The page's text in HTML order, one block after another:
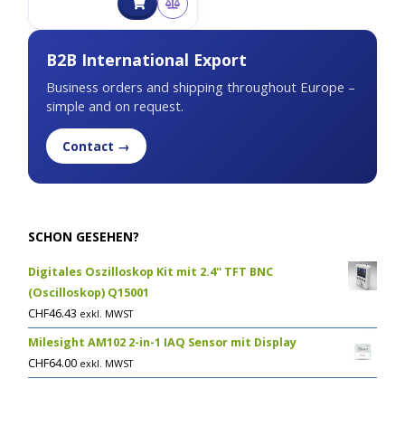
B2B International Export
Business orders and shipping throughout Europe –
simple and on request.
Contact →
SCHON GESEHEN?
Digitales Oszilloskop Kit mit 2.4'' TFT BNC
(Oscilloskop) Q15001
CHF46.43 exkl. MWST
Milesight AM102 2-in-1 IAQ Sensor mit Display
CHF64.00 exkl. MWST